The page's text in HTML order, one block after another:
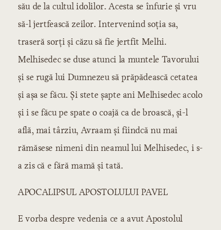
1890-1900
IV. Literatura care se formează
său de la cultul idolilor. Acesta se înfurie şi vru
să-l jertfească zeilor. Intervenind soţia sa,
traseră sorţi şi căzu să fie jertfit Melhi.
Melhisedec se duse atunci la muntele Tavorului
şi se rugă lui Dumnezeu să prăpădească cetatea
şi aşa se făcu. Şi stete şapte ani Melhisedec acolo
şi i se făcu pe spate o coajă ca de broască, şi-l
află, mai târziu, Avraam şi fiindcă nu mai
rămăsese nimeni din neamul lui Melhisedec, i s-
a zis că e fără mamă şi tată.
APOCALIPSUL APOSTOLULUI PAVEL
E vorba despre vedenia ce a avut Apostolul